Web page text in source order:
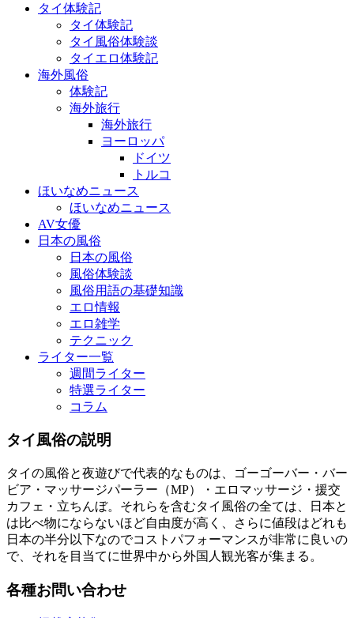
タイ体験記
タイ体験記
タイ風俗体験談
タイエロ体験記
海外風俗
体験記
海外旅行
海外旅行
ヨーロッパ
ドイツ
トルコ
ほいなめニュース
ほいなめニュース
AV女優
日本の風俗
日本の風俗
風俗体験談
風俗用語の基礎知識
エロ情報
エロ雑学
テクニック
ライター一覧
週間ライター
特選ライター
コラム
タイ風俗の説明
タイの風俗と夜遊びで代表的なものは、ゴーゴーバー・バー
ビア・マッサージパーラー（MP）・エロマッサージ・援交
カフェ・立ちんぼ。それらを含むタイ風俗の全ては、日本と
は比べ物にならないほど自由度が高く、さらに値段はどれも
日本の半分以下なのでコストパフォーマンスが非常に良いの
で、それを目当てに世界中から外国人観光客が集まる。
各種お問い合わせ